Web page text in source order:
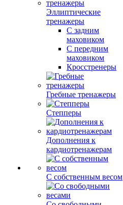
Эллиптические
тренажеры
С задним
маховиком
С передним
маховиком
Кросстренеры
Гребные тренажеры
Степперы
Дополнения к
кардиотренажерам
С собственным весом